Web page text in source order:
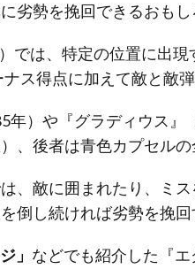
劣勢を挽回できるおも
では、特定の位置に出
ス得点に加えて敵と敵
年）や『グラディウス
、後者は青色カプセル
、敵に囲まれたり、ミ
倒し続ければ劣勢を挽
」 などでも紹介した『